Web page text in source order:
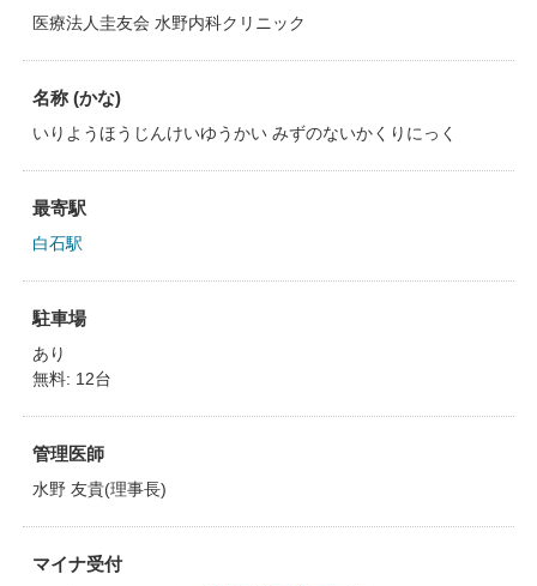
医療法人圭友会 水野内科クリニック
名称 (かな)
いりようほうじんけいゆうかい みずのないかくりにっく
最寄駅
白石駅
駐車場
あり
無料: 12台
管理医師
水野 友貴(理事長)
マイナ受付